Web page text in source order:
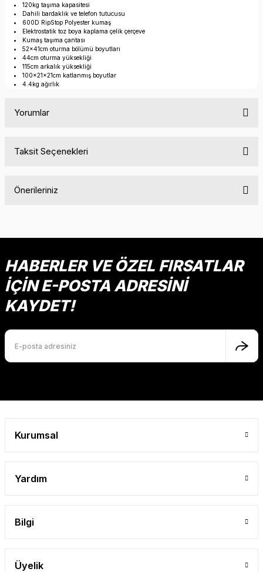
120kg taşıma kapasitesi
Dahili bardaklık ve telefon tutucusu
600D RipStop Polyester kumaş
Elektrostatik toz boya kaplama çelik çerçeve
Kumaş taşıma çantası
52x41cm oturma bölümü boyutları
44cm oturma yüksekliği
115cm arkalık yüksekliği
100x21x21cm katlanmış boyutlar
4.4kg ağırlık
Yorumlar
Taksit Seçenekleri
Önerileriniz
Ürün resmi kalitesiz, bozuk veya görüntülenemiyor.
Ürün açıklamasında eksik bilgiler bulunuyor.
Ürün fiyatı diğer sitelerden daha pahalı.
Bu ürüne benzer farklı alternatifler olmalı.
HABERLER VE ÖZEL FIRSATLAR
İÇİN E-POSTA ADRESİNİ
KAYDET!
Kurumsal
Yardım
Bilgi
Üyelik